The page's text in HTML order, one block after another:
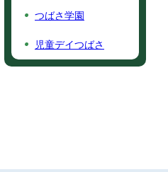
つばさ学園
児童デイつばさ